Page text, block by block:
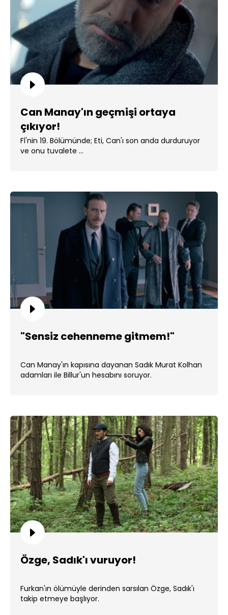
Can Manay'ın geçmişi ortaya
çıkıyor!
Fİ'nin 19. Bölümünde; Eti, Can'ı son anda durduruyor
ve onu tuvalete ...
"Sensiz cehenneme gitmem!"
Can Manay'ın kapısına dayanan Sadık Murat Kolhan
adamları ile Billur'un hesabını soruyor.
Özge, Sadık'ı vuruyor!
Furkan'ın ölümüyle derinden sarsılan Özge, Sadık'ı
takip etmeye başlıyor.